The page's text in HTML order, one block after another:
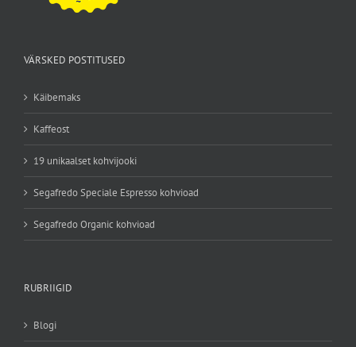
VÄRSKED POSTITUSED
Käibemaks
Kaffeost
19 unikaalset kohvijooki
Segafredo Speciale Espresso kohvioad
Segafredo Organic kohvioad
RUBRIIGID
Blogi